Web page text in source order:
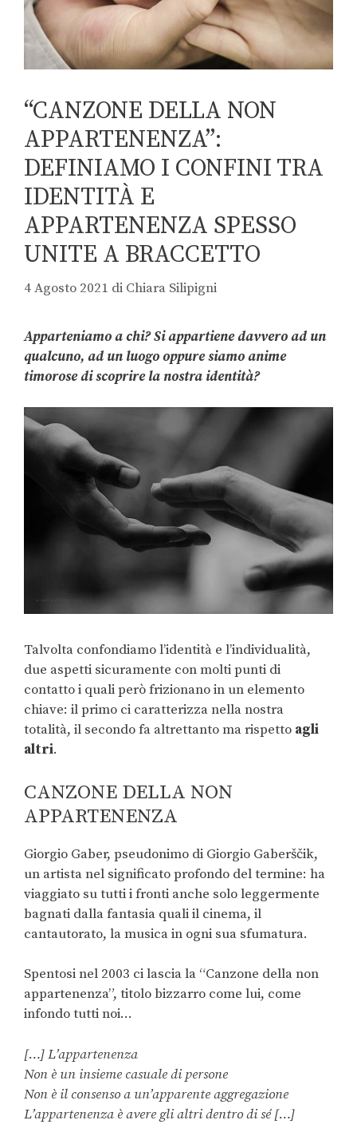
“CANZONE DELLA NON
APPARTENENZA”:
DEFINIAMO I CONFINI TRA
IDENTITÀ E
APPARTENENZA SPESSO
UNITE A BRACCETTO
4 Agosto 2021 di Chiara Silipigni
Apparteniamo a chi? Si appartiene davvero ad un
qualcuno, ad un luogo oppure siamo anime
timorose di scoprire la nostra identità?
Talvolta confondiamo l’identità e l’individualità,
due aspetti sicuramente con molti punti di
contatto i quali però frizionano in un elemento
chiave: il primo ci caratterizza nella nostra
totalità, il secondo fa altrettanto ma rispetto agli
altri.
CANZONE DELLA NON
APPARTENENZA
Giorgio Gaber, pseudonimo di Giorgio Gaberščik,
un artista nel significato profondo del termine: ha
viaggiato su tutti i fronti anche solo leggermente
bagnati dalla fantasia quali il cinema, il
cantautorato, la musica in ogni sua sfumatura.
Spentosi nel 2003 ci lascia la “Canzone della non
appartenenza”, titolo bizzarro come lui, come
infondo tutti noi…
[…] L’appartenenza
Non è un insieme casuale di persone
Non è il consenso a un’apparente aggregazione
L’appartenenza è avere gli altri dentro di sé […]